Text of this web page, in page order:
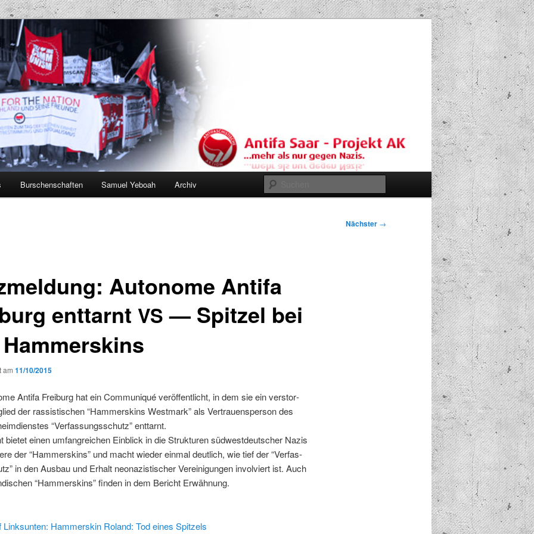
AK
Burschenschaften Samuel Yeboah Archiv
Nächster →
Autonome Antifa
enttarnt VS — Spitzel bei
am 11/10/2015
Antifa Freiburg hat ein Com­mu­niqué veröf­fentlicht, in dem sie ein ver­stor­
der ras­sis­tis­chen “Ham­mer­skins West­mark” als Ver­trauensper­son des
“Ver­fas­sungss­chutz” enttarnt.
bietet einen umfan­gre­ichen Ein­blick in die Struk­turen süd­west­deutsch­er Nazis
der “Ham­mer­skins” und macht wieder ein­mal deut­lich, wie tief der “Ver­fas­
in den Aus­bau und Erhalt neon­azis­tis­ch­er Vere­ini­gun­gen involviert ist. Auch
“Ham­mer­skins” find­en in dem Bericht Erwähnung.
Linksun­ten: Ham­mer­skin Roland: Tod eines Spitzels